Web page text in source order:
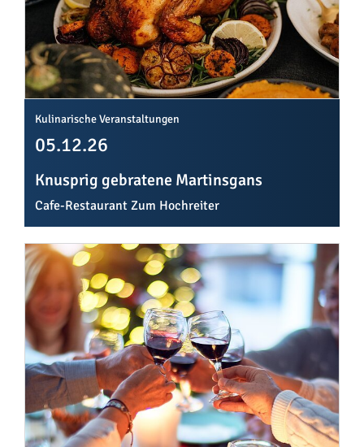
Kulinarische Veranstaltungen
05.12.26
Knusprig gebratene Martinsgans
Cafe-Restaurant Zum Hochreiter